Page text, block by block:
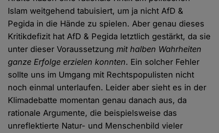
Islam weitgehend tabuisiert, um ja nicht AfD &
Pegida in die Hände zu spielen. Aber genau dieses
Kritikdefizit hat AfD & Pegida letztlich gestärkt, da sie
unter dieser Voraussetzungmit halben Wahrheiten
ganze Erfolge erzielen konnten. Ein solcher Fehler
sollte uns im Umgang mit Rechtspopulisten nicht
noch einmal unterlaufen. Leider aber sieht es in der
Klimadebatte momentan genau danach aus, da
rationale Argumente, die beispielsweise das
unreflektierte Natur- und Menschenbild vieler